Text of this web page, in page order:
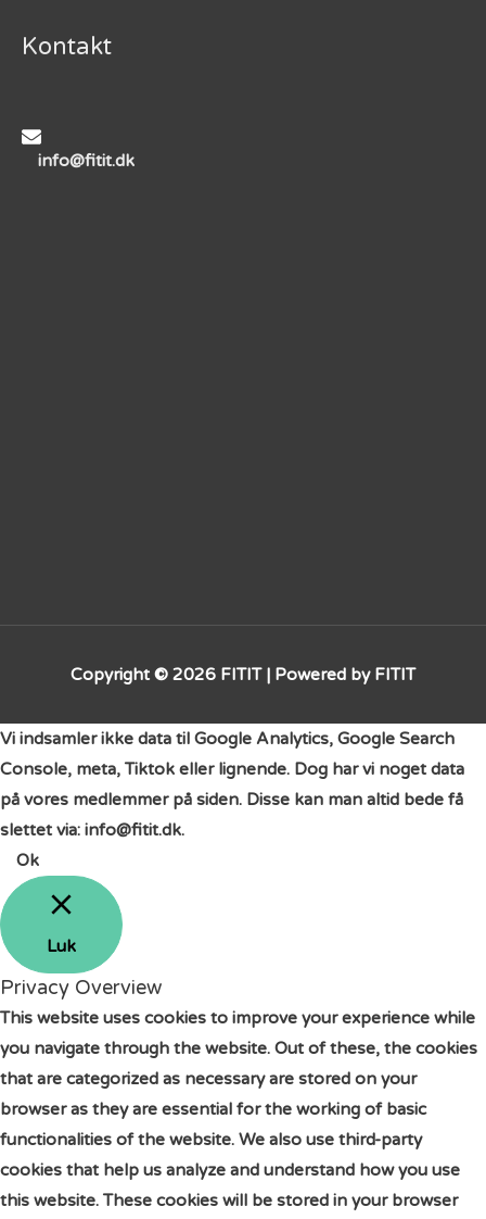
Kontakt
info@fitit.dk
Copyright © 2026 FITIT| Powered by FITIT
Vi indsamler ikke data til Google Analytics, Google Search
Console, meta, Tiktok eller lignende. Dog har vi noget data
på vores medlemmer på siden. Disse kan man altid bede få
slettet via: info@fitit.dk.
Ok
Luk
Privacy Overview
This website uses cookies to improve your experience while
you navigate through the website. Out of these, the cookies
that are categorized as necessary are stored on your
browser as they are essential for the working of basic
functionalities of the website. We also use third-party
cookies that help us analyze and understand how you use
this website. These cookies will be stored in your browser